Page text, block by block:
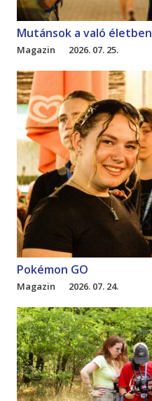
Mutánsok a való életben
Magazin 2026. 07. 25.
Pokémon GO
Magazin 2026. 07. 24.